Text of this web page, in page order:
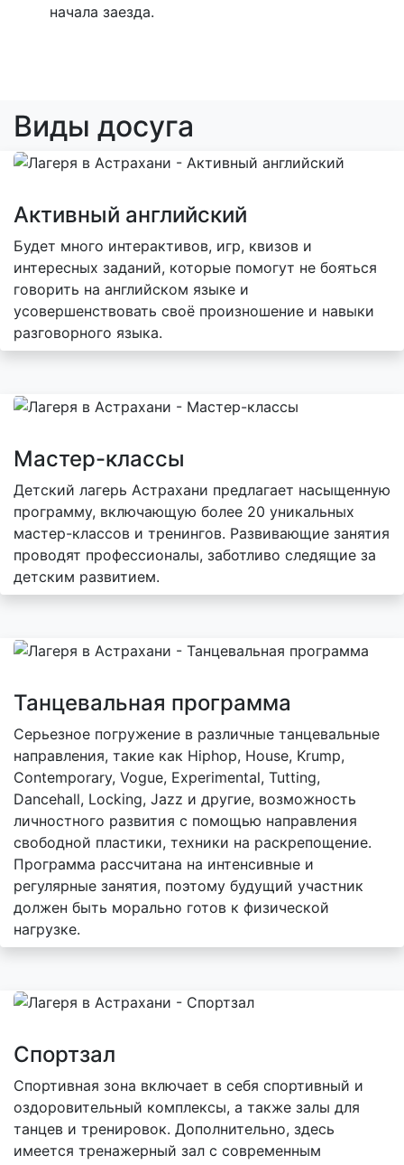
начала заезда.
Виды досуга
Активный английский
Будет много интерактивов, игр, квизов и
интересных заданий, которые помогут не бояться
говорить на английском языке и
усовершенствовать своё произношение и навыки
разговорного языка.
Мастер-классы
Детский лагерь Астрахани предлагает насыщенную
программу, включающую более 20 уникальных
мастер-классов и тренингов. Развивающие занятия
проводят профессионалы, заботливо следящие за
детским развитием.
Танцевальная программа
Серьезное погружение в различные танцевальные
направления, такие как Hiphop, House, Krump,
Contemporary, Vogue, Experimental, Tutting,
Dancehall, Locking, Jazz и другие, возможность
личностного развития с помощью направления
свободной пластики, техники на раскрепощение.
Программа рассчитана на интенсивные и
регулярные занятия, поэтому будущий участник
должен быть морально готов к физической
нагрузке.
Спортзал
Спортивная зона включает в себя спортивный и
оздоровительный комплексы, а также залы для
танцев и тренировок. Дополнительно, здесь
имеется тренажерный зал с современным